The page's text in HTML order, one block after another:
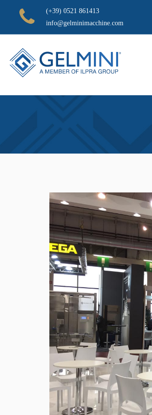
(+39) 0521 861413
info@gelminimacchine.com